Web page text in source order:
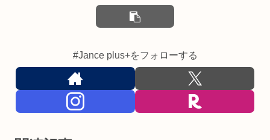
#Jance plus+をフォローする